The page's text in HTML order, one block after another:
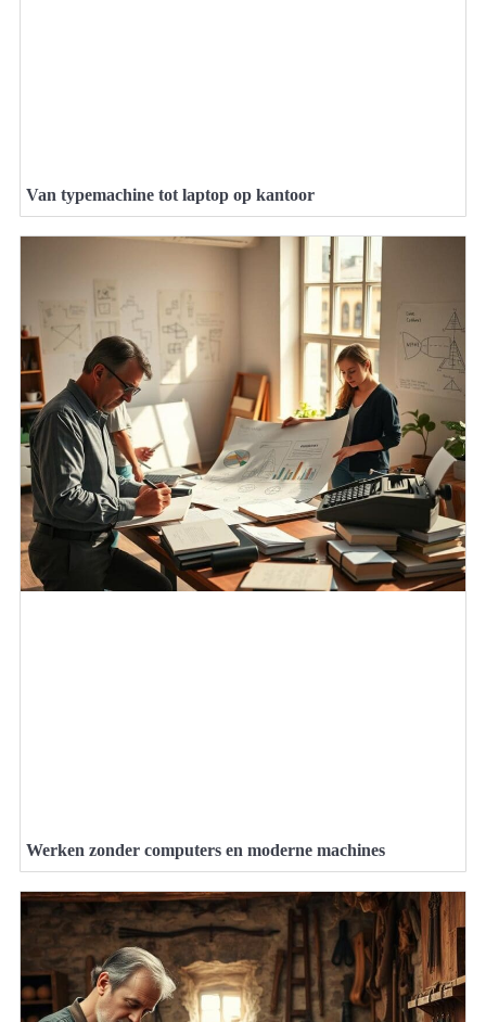
Van typemachine tot laptop op kantoor
Werken zonder computers en moderne machines